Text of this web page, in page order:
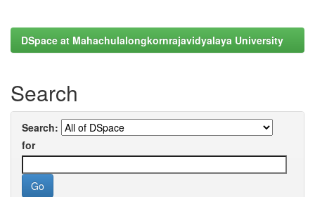
DSpace at Mahachulalongkornrajavidyalaya University
Search
Search:
for